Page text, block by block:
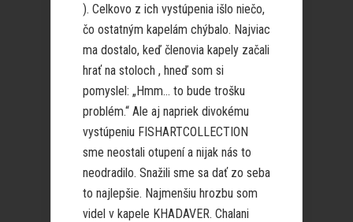
). Celkovo z ich vystúpenia išlo niečo,
čo ostatným kapelám chýbalo. Najviac
ma dostalo, keď členovia kapely začali
hrať na stoloch , hneď som si
pomyslel: „Hmm… to bude trošku
problém.“ Ale aj napriek divokému
vystúpeniu FISHARTCOLLECTION
sme neostali otupení a nijak nás to
neodradilo. Snažili sme sa dať zo seba
to najlepšie. Najmenšiu hrozbu som
videl v kapele KHADAVER. Chalani